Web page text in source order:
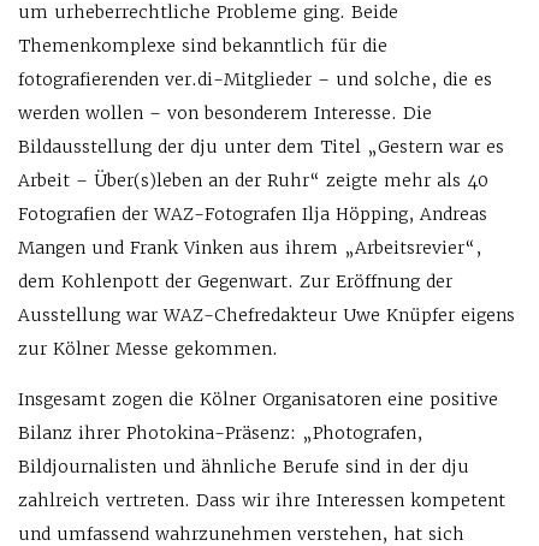
um urheberrechtliche Probleme ging. Beide
Themenkomplexe sind bekanntlich für die
fotografierenden ver.di-Mitglieder – und solche, die es
werden wollen – von besonderem Interesse. Die
Bildausstellung der dju unter dem Titel „Gestern war es
Arbeit – Über(s)leben an der Ruhr“ zeigte mehr als 40
Fotografien der WAZ-Fotografen Ilja Höpping, Andreas
Mangen und Frank Vinken aus ihrem „Arbeitsrevier“,
dem Kohlenpott der Gegenwart. Zur Eröffnung der
Ausstellung war WAZ-Chefredakteur Uwe Knüpfer eigens
zur Kölner Messe gekommen.
Insgesamt zogen die Kölner Organisatoren eine positive
Bilanz ihrer Photokina-Präsenz: „Photografen,
Bildjournalisten und ähnliche Berufe sind in der dju
zahlreich vertreten. Dass wir ihre Interessen kompetent
und umfassend wahrzunehmen verstehen, hat sich